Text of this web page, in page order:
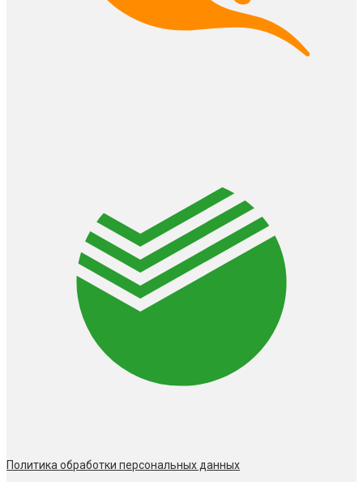
Политика обработки персональных данных